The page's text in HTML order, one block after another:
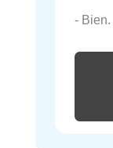
- Bien.